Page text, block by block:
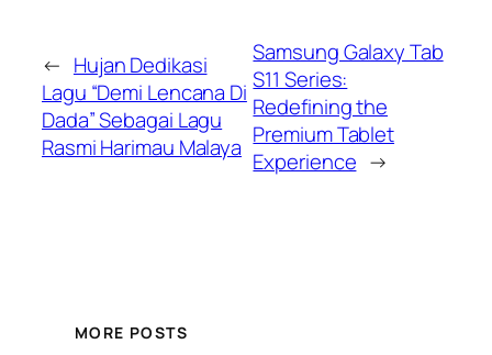
← Hujan Dedikasi
Lagu “Demi Lencana Di
Dada” Sebagai Lagu
Rasmi Harimau Malaya
Samsung Galaxy Tab
S11 Series:
Redefining the
Premium Tablet
Experience →
MORE POSTS